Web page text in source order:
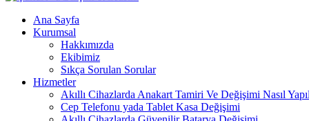
Ana Sayfa
Kurumsal
Hakkımızda
Ekibimiz
Sıkça Sorulan Sorular
Hizmetler
Akıllı Cihazlarda Anakart Tamiri Ve Değişimi Nasıl
Cep Telefonu yada Tablet Kasa Değişimi